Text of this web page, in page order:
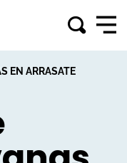
EN ARRASATE